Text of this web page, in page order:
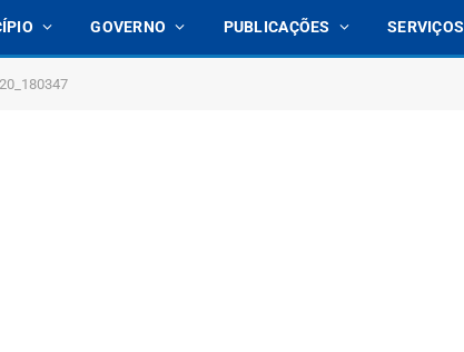
GOVERNO PUBLICAÇÕES SERVIÇOS